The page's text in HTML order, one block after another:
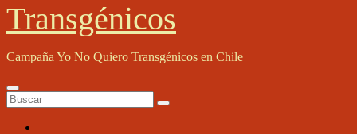
Transgénicos
Campaña Yo No Quiero Transgénicos en Chile